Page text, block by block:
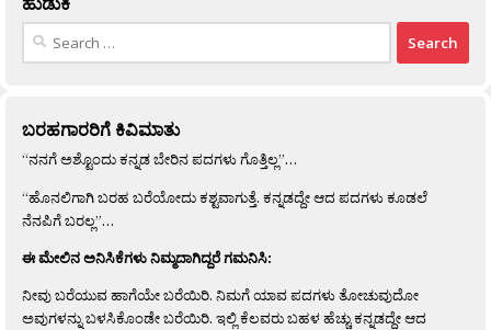
Search
ಬರಹಗಾರರಿಗೆ ಕಿವಿಮಾತು
“ನನಗೆ ಅಶ್ಟೊಂದು ಕನ್ನಡ ಬೇರಿನ ಪದಗಳು ಗೊತ್ತಿಲ್ಲ”…
“ಹೊನಲಿಗಾಗಿ ಬರಹ ಬರೆಯೋದು ಕಶ್ಟವಾಗುತ್ತೆ. ಕನ್ನಡದ್ದೇ ಆದ ಪದಗಳು ಕೂಡಲೆ
ನೆನಪಿಗೆ ಬರಲ್ಲ”…
ಈ ಮೇಲಿನ ಅನಿಸಿಕೆಗಳು ನಿಮ್ಮದಾಗಿದ್ದರೆ ಗಮನಿಸಿ:
ನೀವು ಬರೆಯುವ ಹಾಗೆಯೇ ಬರೆಯಿರಿ. ನಿಮಗೆ ಯಾವ ಪದಗಳು ತೋಚುವುದೋ
ಅವುಗಳನ್ನು ಬಳಸಿಕೊಂಡೇ ಬರೆಯಿರಿ. ಇಲ್ಲಿ ಕೆಲವರು ಬಹಳ ಹೆಚ್ಚು ಕನ್ನಡದ್ದೇ ಆದ